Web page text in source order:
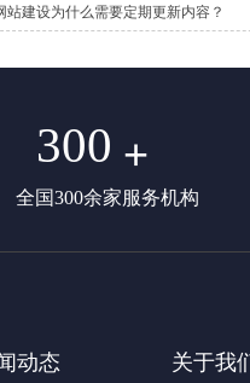
站建设为什么需要定期更新内容？
300
全国300余家服务机构
+
动态 关于我